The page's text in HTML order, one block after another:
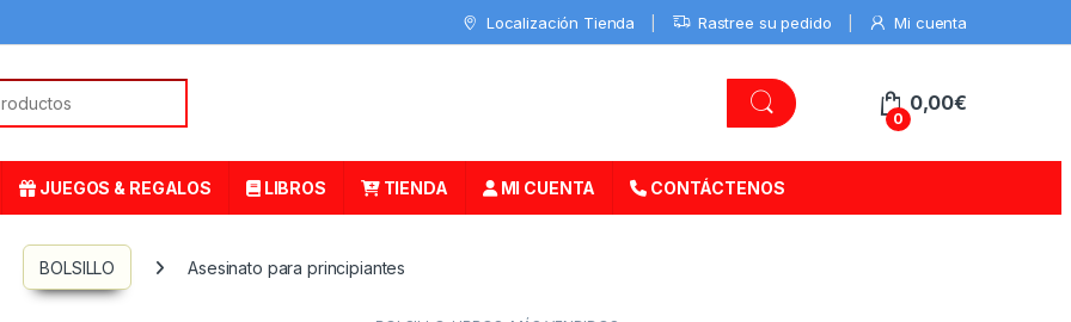
Localización Tienda Rastree su pedido Mi cuenta
0
0,00€
JUEGOS & REGALOS LIBROS TIENDA MI CUENTA CONTÁCTENOS
BOLSILLO Asesinato para principiantes